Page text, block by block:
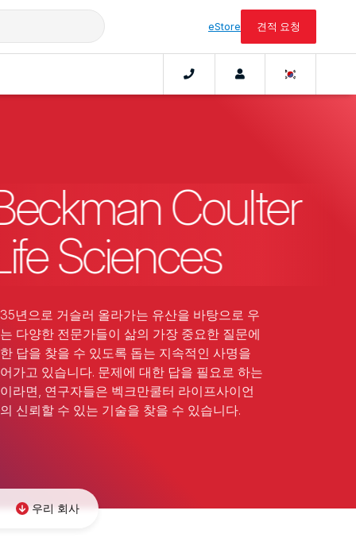
eStore 견적 요청
Coulter
Sciences
년으로 거슬러 올라가는 유산을 바탕으로 우
다양한 전문가들이 삶의 가장 중요한 질문에
답을 찾을 수 있도록 돕는 지속적인 사명을
가고 있습니다. 문제에 대한 답을 필요로 하는
라면, 연구자들은 벡크만쿨터 라이프사이언
신뢰할 수 있는 기술을 찾을 수 있습니다.
우리 회사